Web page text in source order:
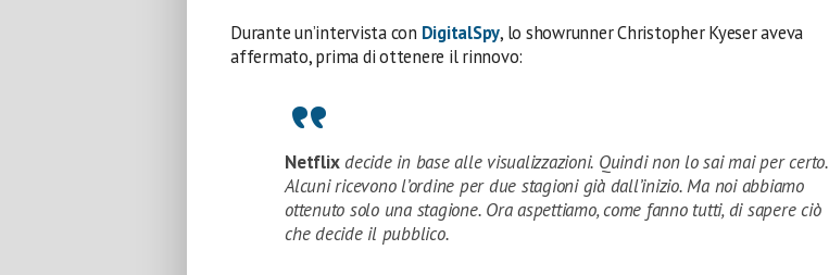
Durante un’intervista con DigitalSpy, lo showrunner Christopher Kyeser aveva
affermato, prima di ottenere il rinnovo:
Netflixdecide in base alle visualizzazioni. Quindi non lo sai mai per certo.
Alcuni ricevono l’ordine per due stagioni già dall’inizio. Ma noi abbiamo
ottenuto solo una stagione. Ora aspettiamo, come fanno tutti, di sapere ciò
che decide il pubblico.